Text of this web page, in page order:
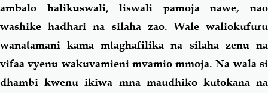
ambalo halikuswali, liswali pamoja nawe, nao
washike hadhari na silaha zao. Wale waliokufuru
wanatamani kama mtaghafilika na silaha zenu na
vifaa vyenu wakuvamieni mvamio mmoja. Na wala si
dhambi kwenu ikiwa mna maudhiko kutokana na